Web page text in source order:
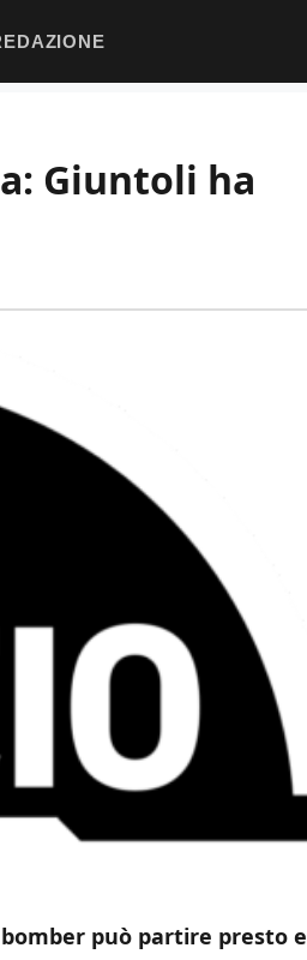
Giuntoli ha
può partire presto e